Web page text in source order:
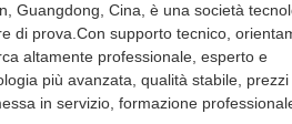
Guangdong, Cina, è una società
di prova.Con supporto tecnico,
altamente professionale, esperto e
più avanzata, qualità stabile, prezzi
in servizio, formazione